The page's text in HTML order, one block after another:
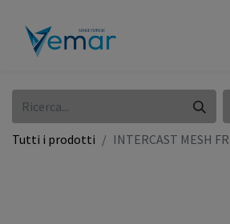
Tutti i prodotti INTERCAST MESH